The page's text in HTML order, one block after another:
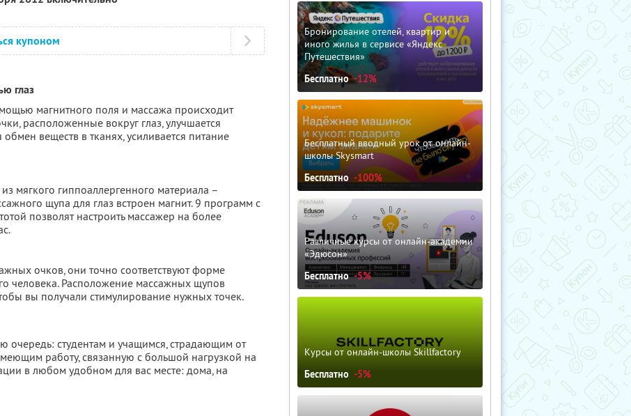
купоном
глаз
магнитного поля и массажа происходит
расположенные вокруг глаз, улучшается
веществ в тканях, усиливается питание
мягкого гиппоаллергенного материала –
щупа для глаз встроен магнит. 9 программ с
позволят настроить массажер на более
очков, они точно соответствуют форме
человека. Расположение массажных щупов
вы получали стимулирование нужных точек.
очередь: студентам и учащимся, страдающим от
работу, связанную с большой нагрузкой на
в любом удобном для вас месте: дома, на
Бронирование отелей, квартир и
иного жилья в сервисе «Яндекс
Путешествия»
Бесплатно -12%
Бесплатный вводный урок от онлайн-
школы Skysmart
Бесплатно -100%
Различные курсы от онлайн-академии
«Эдюсон»
Бесплатно -5%
Курсы от онлайн-школы Skillfactory
Бесплатно -5%